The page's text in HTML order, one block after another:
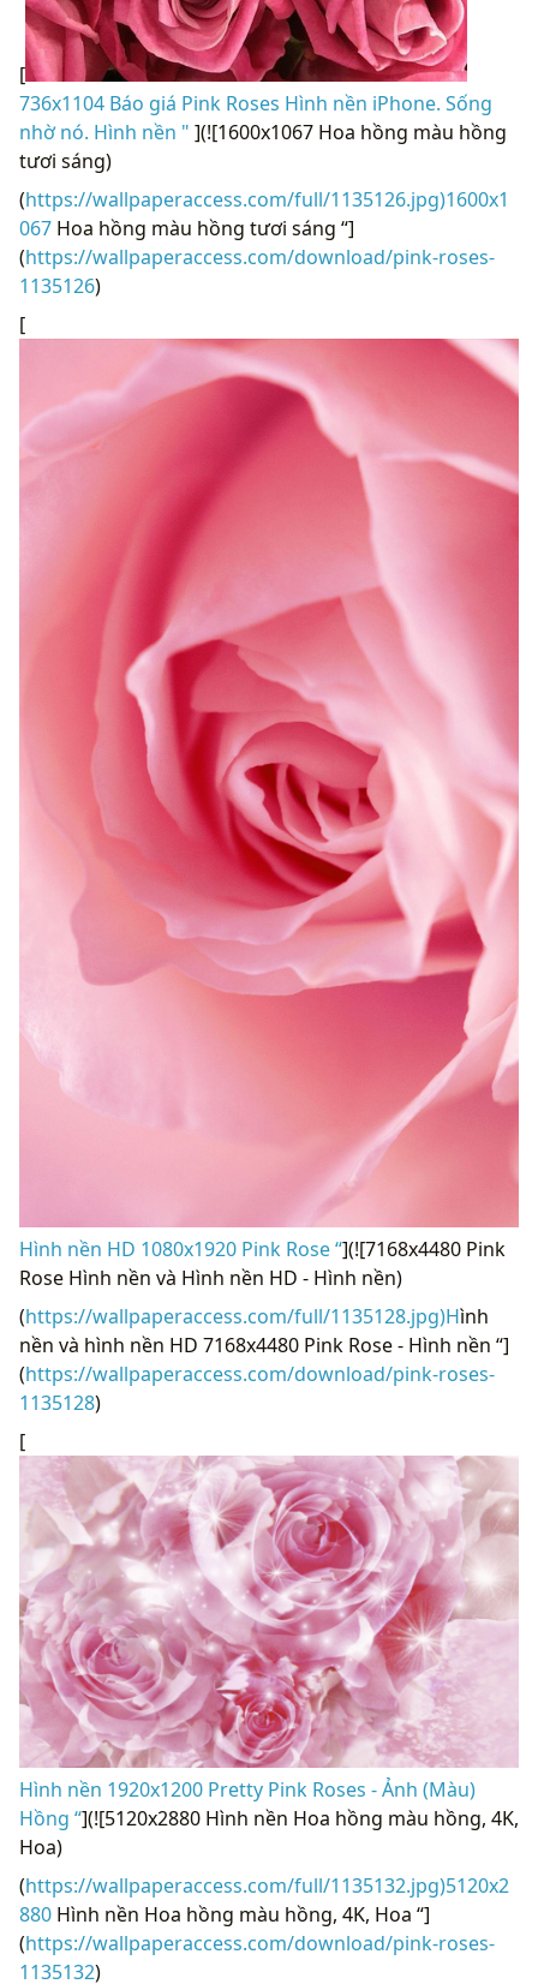
[
736x1104 Báo giá Pink Roses Hình nền iPhone. Sống
nhờ nó. Hình nền " ](![1600x1067 Hoa hồng màu hồng
tươi sáng)
(https://wallpaperaccess.com/full/1135126.jpg)1600x1
067 Hoa hồng màu hồng tươi sáng “]
(https://wallpaperaccess.com/download/pink-roses-
1135126)
[
Hình nền HD 1080x1920 Pink Rose “](![7168x4480 Pink
Rose Hình nền và Hình nền HD - Hình nền)
(https://wallpaperaccess.com/full/1135128.jpg)Hình
nền và hình nền HD 7168x4480 Pink Rose - Hình nền “]
(https://wallpaperaccess.com/download/pink-roses-
1135128)
[
Hình nền 1920x1200 Pretty Pink Roses - Ảnh (Màu)
Hồng “](![5120x2880 Hình nền Hoa hồng màu hồng, 4K,
Hoa)
(https://wallpaperaccess.com/full/1135132.jpg)5120x2
880 Hình nền Hoa hồng màu hồng, 4K, Hoa “]
(https://wallpaperaccess.com/download/pink-roses-
1135132)